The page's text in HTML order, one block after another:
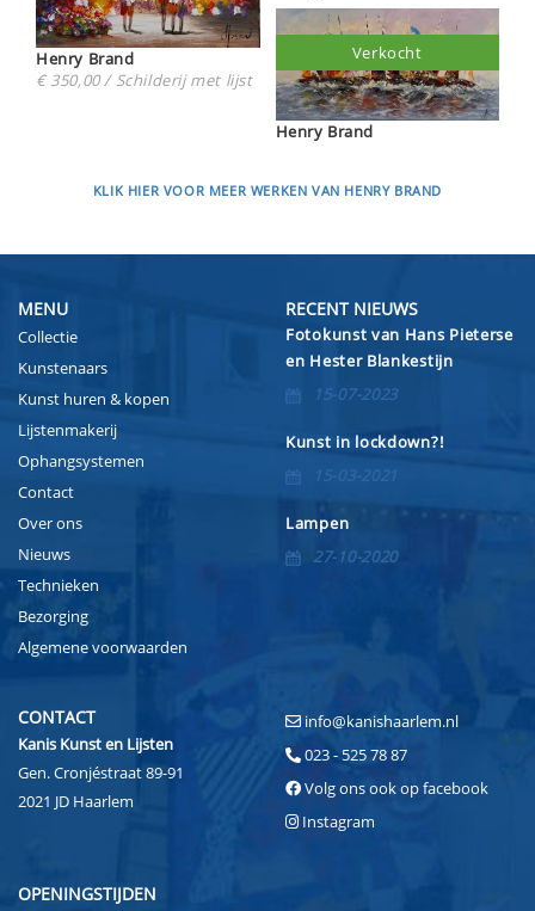
Henry Brand
€ 350,00 / Schilderij met lijst
Henry Brand
Verkocht
KLIK HIER VOOR MEER WERKEN VAN HENRY BRAND
MENU
Collectie
Kunstenaars
Kunst huren & kopen
Lijstenmakerij
Ophangsystemen
Contact
Over ons
Nieuws
Technieken
Bezorging
Algemene voorwaarden
RECENT NIEUWS
Fotokunst van Hans Pieterse
en Hester Blankestijn
15-07-2023
Kunst in lockdown?!
15-03-2021
Lampen
27-10-2020
CONTACT
Kanis Kunst en Lijsten
Gen. Cronjéstraat 89-91
2021 JD Haarlem
info@kanishaarlem.nl
023 - 525 78 87
Volg ons ook op facebook
Instagram
OPENINGSTIJDEN